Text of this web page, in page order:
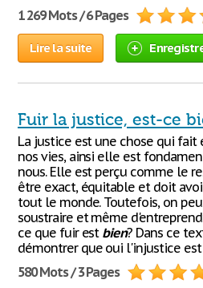
1 269 Mots / 6 Pages
Lire la suite
Fuir la justice, est-ce
La justice est une chose qui
nos vies, ainsi elle est
nous. Elle est perçu comme le
être exact, équitable et doit
tout le monde. Toutefois, on
soustraire et même
ce que fuir est bien? Dans ce
démontrer que oui l'injustice
580 Mots / 3 Pages